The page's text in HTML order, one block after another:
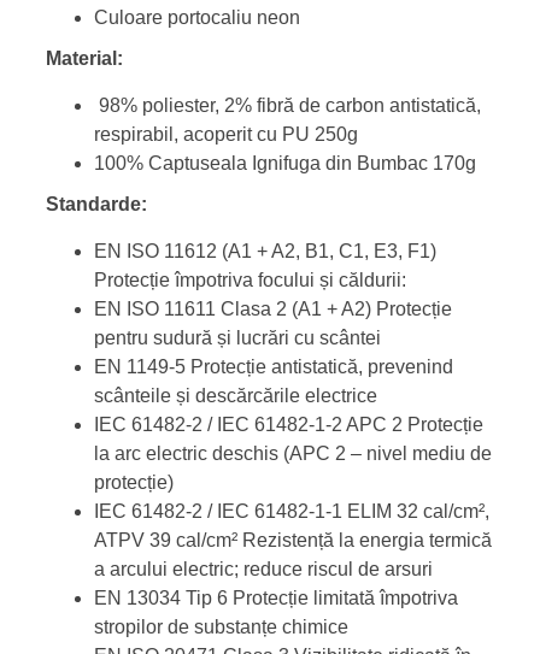
Culoare portocaliu neon
Material:
98% poliester, 2% fibră de carbon antistatică,
respirabil, acoperit cu PU 250g
100% Captuseala Ignifuga din Bumbac 170g
Standarde:
EN ISO 11612 (A1 + A2, B1, C1, E3, F1)
Protecție împotriva focului și căldurii:
EN ISO 11611 Clasa 2 (A1 + A2) Protecție
pentru sudură și lucrări cu scântei
EN 1149-5 Protecție antistatică, prevenind
scânteile și descărcările electrice
IEC 61482-2 / IEC 61482-1-2 APC 2 Protecție
la arc electric deschis (APC 2 – nivel mediu de
protecție)
IEC 61482-2 / IEC 61482-1-1 ELIM 32 cal/cm²,
ATPV 39 cal/cm² Rezistență la energia termică
a arcului electric; reduce riscul de arsuri
EN 13034 Tip 6 Protecție limitată împotriva
stropilor de substanțe chimice